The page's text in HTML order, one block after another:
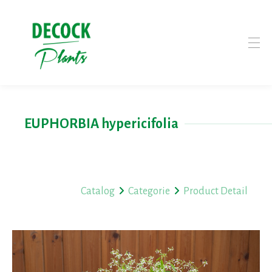
EUPHORBIA hypericifolia
Catalog Categorie Product Detail